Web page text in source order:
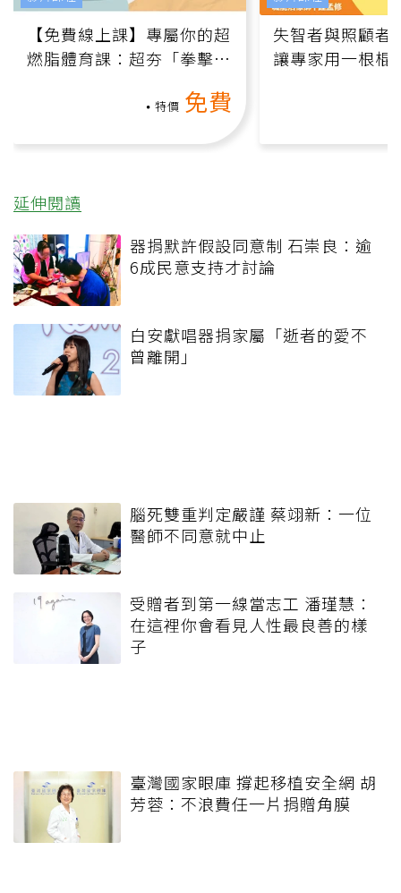
【免費線上課】專屬你的超
燃脂體育課：超夯「拳擊有
特價 免費
失智者與照顧者
讓專家用一根棍
延伸閱讀
器捐默許假設同意制 石崇良：逾
6成民意支持才討論
白安獻唱器捐家屬「逝者的愛不
曾離開」
腦死雙重判定嚴謹 蔡翊新：一位
醫師不同意就中止
受贈者到第一線當志工 潘瑾慧：
在這裡你會看見人性最良善的樣
子
臺灣國家眼庫 撐起移植安全網 胡
芳蓉：不浪費任一片捐贈角膜